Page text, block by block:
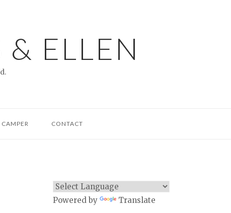
ELLEN
CONTACT
Powered by Translate